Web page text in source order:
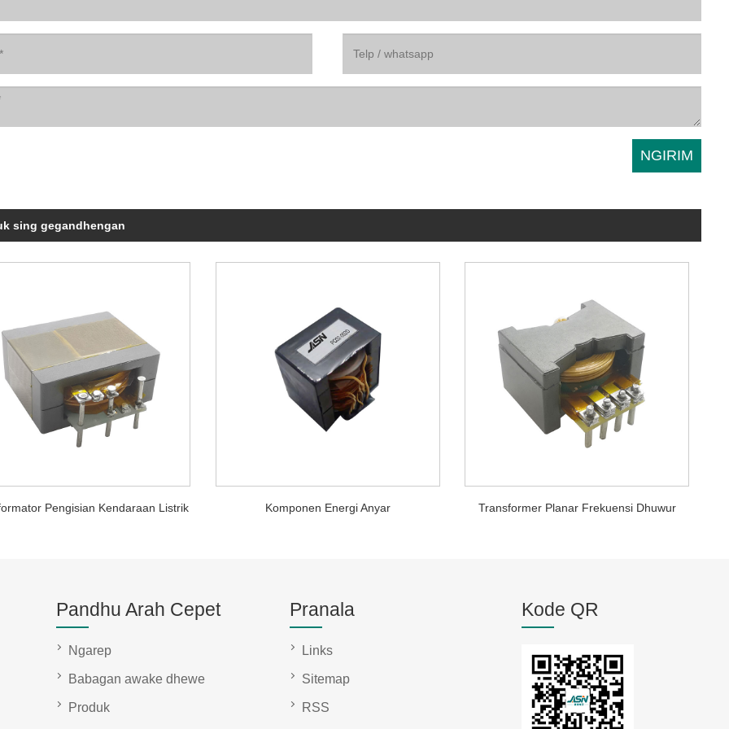
sing gegandhengan
Pengisian Kendaraan Listrik Komponen Energi Anyar Transformer Planar Frekuensi Dhuwur
Pandhu Arah Cepet
Ngarep
Babagan awake dhewe
Produk
Pranala
Links
Sitemap
RSS
Kode QR